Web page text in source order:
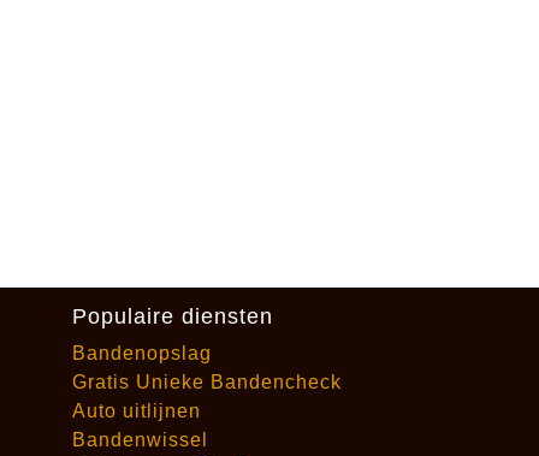
Populaire diensten
Bandenopslag
Gratis Unieke Bandencheck
Auto uitlijnen
Bandenwissel